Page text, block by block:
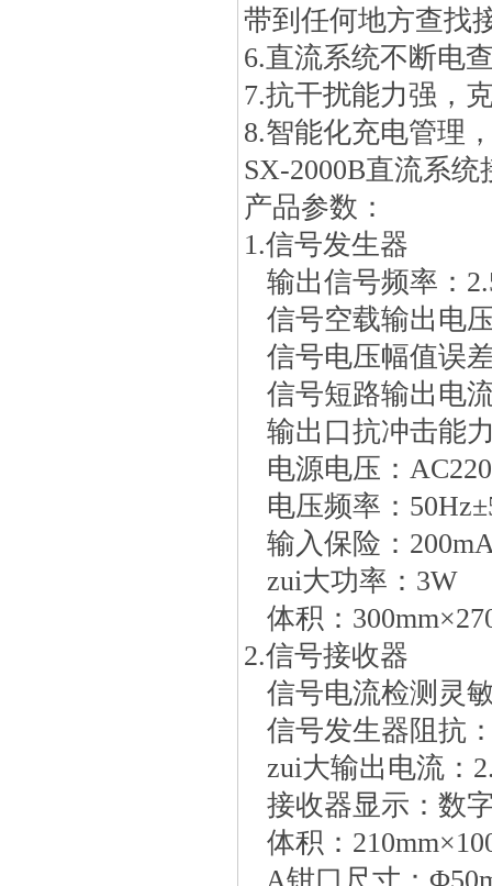
带到任何地方查找
6.直流系统不断电
7.抗干扰能力强，
8.智能化充电管理
SX-2000B直流系
产品参数：
1.信号发生器
输出信号频率：
信号空载输出电
信号电压幅值误
信号短路输出电
输出口抗冲击能
电源电压：
电压频率：
输入保险：
zui大功率：3W
体积：
2.信号接收器
信号电流检测灵
信号发生器阻抗
zui大输出电流：
接收器显示：数
体积：